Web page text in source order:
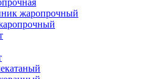
жаропрочный